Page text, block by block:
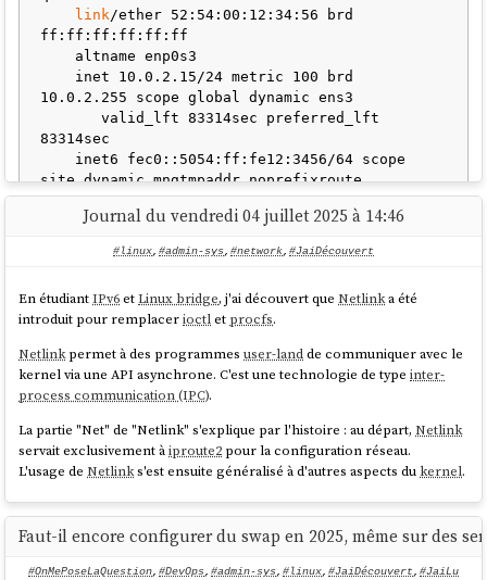
Claude Sonnet 4.5
Voici quelques ressources supplémentaires au sujet des techniques de
déverrouillage automatique des volumes
Fedora Magazine -Using Linux System Roles to implement
Clevis and Tang for automated LUKS volume unlocking
Conférence lors du
FOSDEM2017 :Securing Automated
Decryption New Cryptography and Techniques
Disk encryption: LUKS ( Linux Unified Key Setup) with Tang ·
link /ether 52:54:00:12:34:56 brd
ff:ff:ff:ff:ff:ff
10.0.2.255 scope global dynamic ens3
       valid_lft 83314sec preferred_lft
83314sec
site dynamic mngtmpaddr noprefixroute
       valid_lft 86087sec preferred_lft
14087sec
Rocky Linux
$ ip addr
1: lo: <LOOPBACK,UP,LOWER_UP> mtu 65536 qdisc
noqueue state UNKNOWN group default qlen 1000
link
/loopback 00:00:00:00:00:00 brd
00:00:00:00:00:00
    inet 127.0.0.1/8 scope host lo
       valid_lft forever preferred_lft forever
    inet6 ::1/128 scope host noprefixroute
       valid_lft forever preferred_lft forever
2: ens3: <BROADCAST,MULTICAST,UP,LOWER_UP> mtu
Journal du vendredi 04 juillet 2025 à 14:46
#linux, #admin-sys, #network, #JaiDécouvert
En étudiantIPv6etLinux bridge, j'ai découvert queNetlinka été
introduit pour remplacerioctlet procfs.
Netlinkpermet à des programmesuser-landde communiquer avec le
kernel via une API asynchrone. C'est une technologie de typeinter-
process communication (IPC).
La partie "Net" de "Netlink" s'explique par l'histoire : au départ,Netlink
servait exclusivement àiproute2 pour la configuration réseau.
L'usage deNetlinks'est ensuite généralisé à d'autres aspects du kernel.
Faut-il encore configurer du swap en 2025, même sur des
#OnMePoseLaQuestion, #DevOps, #admin-sys, #linux, #JaiDécouvert, #JaiLu